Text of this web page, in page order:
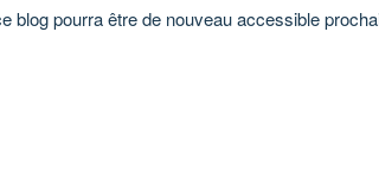
blog pourra être de nouveau accessible